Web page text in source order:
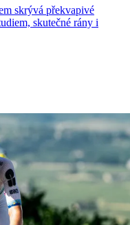
skrývá překvapivé
skutečné rány i